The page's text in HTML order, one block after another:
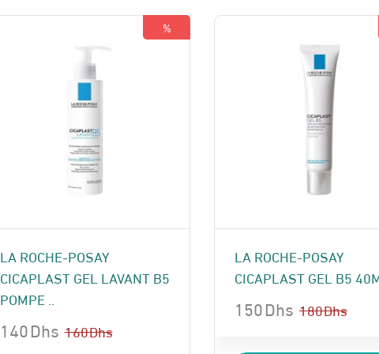
119 Dhs.
105 Dhs.
%
LA ROCHE-POSAY
CICAPLAST GEL LAVANT B5
POMPE ..
160Dhs
140Dhs
LA ROCHE-POSAY
CICAPLAST GEL B5
180Dhs
150Dhs